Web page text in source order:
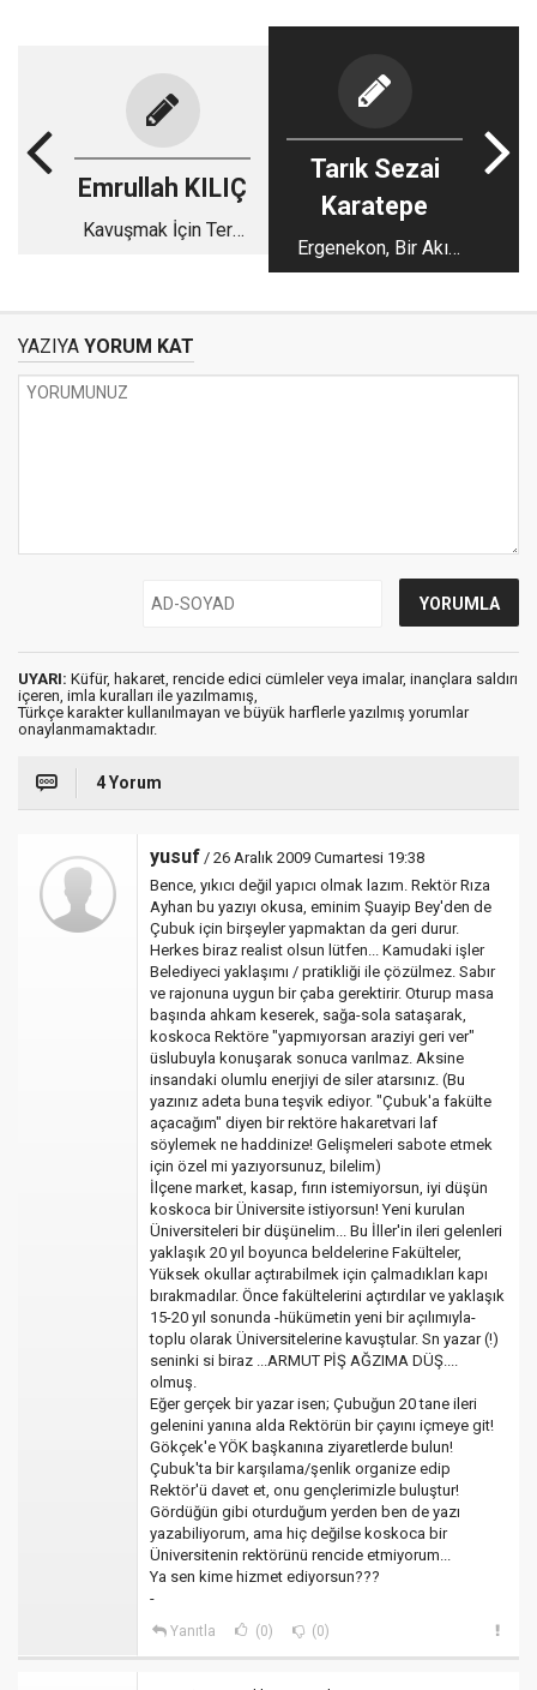
Emrullah KILIÇ
Kavuşmak İçin Terk
Tarık Sezai
Karatepe
Ergenekon, Bir Akıl
Tutulması!
YAZIYA YORUM KAT
UYARI: Küfür, hakaret, rencide edici cümleler veya imalar, inançlara saldırı
içeren, imla kuralları ile yazılmamış,
Türkçe karakter kullanılmayan ve büyük harflerle yazılmış yorumlar
onaylanmamaktadır.
4 Yorum
yusuf / 26 Aralık 2009 Cumartesi 19:38
Bence, yıkıcı değil yapıcı olmak lazım. Rektör Rıza
Ayhan bu yazıyı okusa, eminim Şuayip Bey'den de
Çubuk için birşeyler yapmaktan da geri durur.
Herkes biraz realist olsun lütfen... Kamudaki işler
Belediyeci yaklaşımı / pratikliği ile çözülmez. Sabır
ve rajonuna uygun bir çaba gerektirir. Oturup masa
başında ahkam keserek, sağa-sola sataşarak,
koskoca Rektöre "yapmıyorsan araziyi geri ver"
üslubuyla konuşarak sonuca varılmaz. Aksine
insandaki olumlu enerjiyi de siler atarsınız. (Bu
yazınız adeta buna teşvik ediyor. "Çubuk'a fakülte
açacağım" diyen bir rektöre hakaretvari laf
söylemek ne haddinize! Gelişmeleri sabote etmek
için özel mi yazıyorsunuz, bilelim)
İlçene market, kasap, fırın istemiyorsun, iyi düşün
koskoca bir Üniversite istiyorsun! Yeni kurulan
Üniversiteleri bir düşünelim... Bu İller'in ileri gelenleri
yaklaşık 20 yıl boyunca beldelerine Fakülteler,
Yüksek okullar açtırabilmek için çalmadıkları kapı
bırakmadılar. Önce fakültelerini açtırdılar ve yaklaşık
15-20 yıl sonunda -hükümetin yeni bir açılımıyla-
toplu olarak Üniversitelerine kavuştular. Sn yazar (!)
seninki si biraz ...ARMUT PİŞ AĞZIMA DÜŞ....
olmuş.
Eğer gerçek bir yazar isen; Çubuğun 20 tane ileri
gelenini yanına alda Rektörün bir çayını içmeye git!
Gökçek'e YÖK başkanına ziyaretlerde bulun!
Çubuk'ta bir karşılama/şenlik organize edip
Rektör'ü davet et, onu gençlerimizle buluştur!
Gördüğün gibi oturduğum yerden ben de yazı
yazabiliyorum, ama hiç değilse koskoca bir
Üniversitenin rektörünü rencide etmiyorum...
Ya sen kime hizmet ediyorsun???
-
Yanıtla (0) (0)